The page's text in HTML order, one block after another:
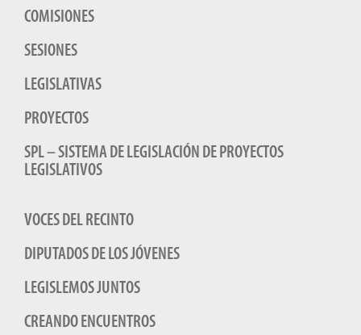
COMISIONES
SESIONES
LEGISLATIVAS
PROYECTOS
SPL – SISTEMA DE LEGISLACIÓN DE PROYECTOS
LEGISLATIVOS
VOCES DEL RECINTO
DIPUTADOS DE LOS JÓVENES
LEGISLEMOS JUNTOS
CREANDO ENCUENTROS